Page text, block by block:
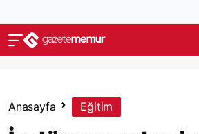
Anasayfa Eğitim